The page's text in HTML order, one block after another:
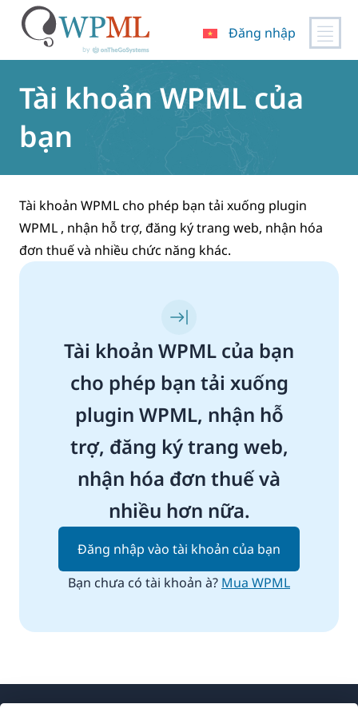
đến
dung
Đăng nhập
Tài khoản WPML của
bạn
Tài khoản WPML cho phép bạn tải xuống plugin
WPML , nhận hỗ trợ, đăng ký trang web, nhận hóa
đơn thuế và nhiều chức năng khác.
Tài khoản WPML của bạn
cho phép bạn tải xuống
plugin WPML, nhận hỗ
trợ, đăng ký trang web,
nhận hóa đơn thuế và
nhiều hơn nữa.
Đăng nhập vào tài khoản của bạn
Bạn chưa có tài khoản à? Mua WPML